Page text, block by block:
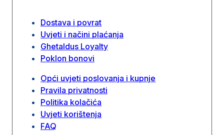
Dostava i povrat
Uvjeti i načini plaćanja
Ghetaldus Loyalty
Poklon bonovi
Opći uvjeti poslovanja i kupnje
Pravila privatnosti
Politika kolačića
Uvjeti korištenja
FAQ